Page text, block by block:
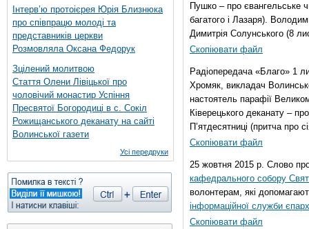
Інтерв’ю протоієрея Юрія Близнюка
про співпрацю молоді та
представників церкви
Розмовляла Оксана Федорук
Зцілений молитвою
Стаття Олени Лівіцької про
чоловічий монастир Успіння
Пресвятої Богородиці в с. Сокіл
Рожищанського деканату на сайті
Волинської газети
Усі передруки
Пушко – про євангельське
багатого і Лазаря).
Димитрія Солунського (8
Скопіювати файл
Радіопередача «Благо» 1
Хромяк, викладач
настоятель парафії
Ківерецького деканату –
П’ятдесятниці (притча про
Скопіювати файл
25 жовтня 2015 р. Слово
кафедрального собору
волонтерам, які
інформаційної служби
Скопіювати файл